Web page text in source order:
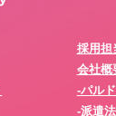
採用担
会社概
-パル
-派遣